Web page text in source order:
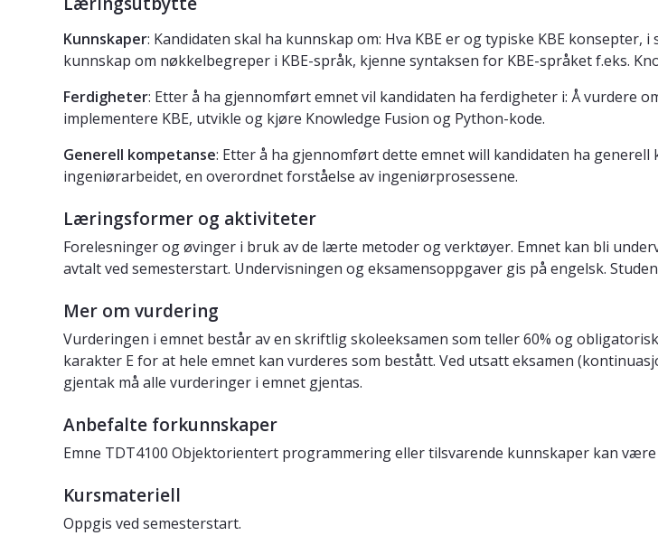
Kunnskaper: Kandidaten skal ha kunnskap om: Hva KBE er og typiske KBE
kunnskap om nøkkelbegreper i KBE-språk, kjenne syntaksen for KBE-språket f.eks.
Ferdigheter: Etter å ha gjennomført emnet vil kandidaten ha ferdigheter i: Å vurdere
implementere KBE, utvikle og kjøre Knowledge Fusion og Python-kode.
Generell kompetanse: Etter å ha gjennomført dette emnet will kandidaten ha generell
ingeniørarbeidet, en overordnet forståelse av ingeniørprosessene.
Læringsformer og aktiviteter
Forelesninger og øvinger i bruk av de lærte metoder og verktøyer. Emnet kan bli
avtalt ved semesterstart. Undervisningen og eksamensoppgaver gis på engelsk.
Mer om vurdering
Vurderingen i emnet består av en skriftlig skoleeksamen som teller 60% og
karakter E for at hele emnet kan vurderes som bestått. Ved utsatt eksamen
gjentak må alle vurderinger i emnet gjentas.
Anbefalte forkunnskaper
Emne TDT4100 Objektorientert programmering eller tilsvarende kunnskaper kan
Kursmateriell
Oppgis ved semesterstart.